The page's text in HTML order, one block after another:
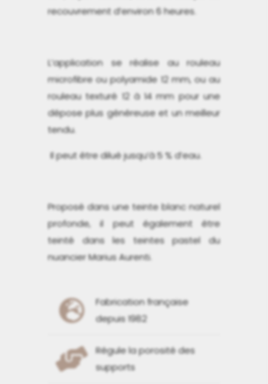
recouvrement d’environ 6 heures.
L’application se réalise au rouleau
microfibre ou polyamide 12 mm, ou au
rouleau texturé 12 à 14 mm pour une
dépose plus généreuse et un meilleur
tendu.
Il peut être dilué jusqu’à 5 % d’eau.
Proposé dans une teinte blanc naturel
profonde, il peut également être
teinté dans les teintes pastel du
nuancier Marius Aurenti.
Fabrication française
depuis 1982
Régule la porosité des
supports